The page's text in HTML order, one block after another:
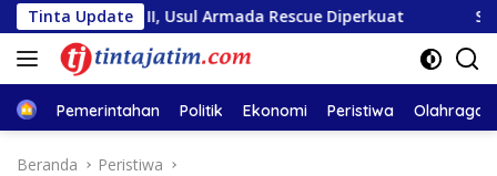
Langsung
ke
konten
Tinta Update
II, Usul Armada Rescue Diperkuat Sambut HUT RI
HomePemerintahan Politik Ekonomi Peristiwa Olahraga
Beranda Peristiwa